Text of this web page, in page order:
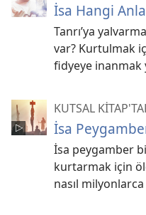
İsa Hangi
Tanrı’ya
var? Kurtulmak
fidyeye inanmak
KUTSAL
İsa
İsa peygamber
kurtarmak için
nasıl